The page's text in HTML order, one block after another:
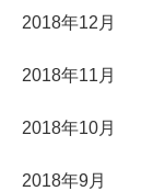
2018年12月
2018年11月
2018年10月
2018年9月